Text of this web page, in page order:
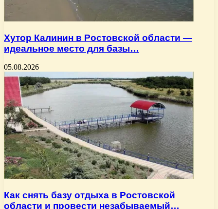
Хутор Калинин в Ростовской области —
идеальное место для базы…
05.08.2026
Как снять базу отдыха в Ростовской
области и провести незабываемый…